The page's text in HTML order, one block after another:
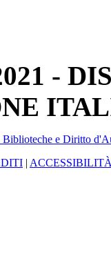
-
Biblioteche e Diritto
|